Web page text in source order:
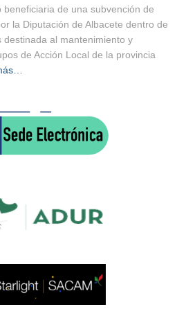
de una subvención de
la Diputación de Albacete dentro de
destinada al mantenimiento y
de Acción Local de la provincia